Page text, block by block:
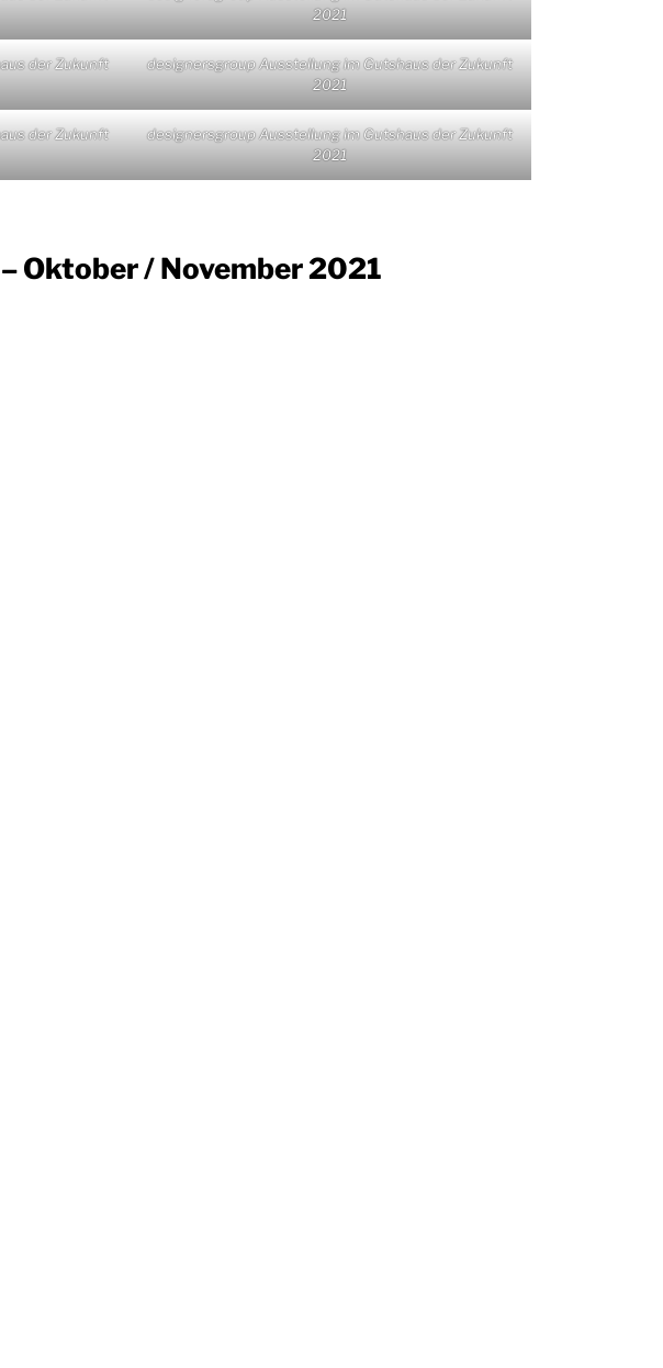
2021
der Zukunft
designersgroup Ausstellung im Gutshaus der Zukunft
2021
der Zukunft
designersgroup Ausstellung im Gutshaus der Zukunft
2021
Oktober / November 2021